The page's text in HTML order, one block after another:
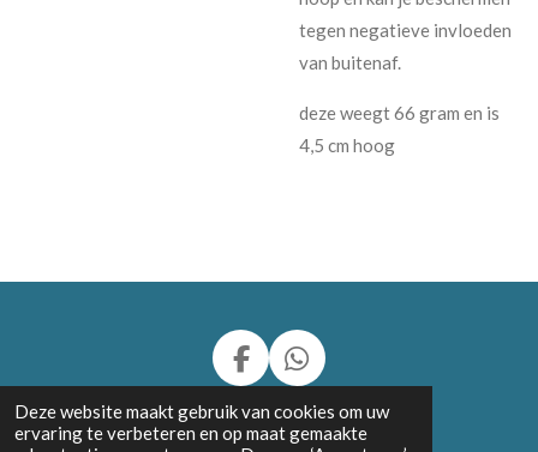
Deze website maakt gebruik van cookies om uw
ervaring te verbeteren en op maat gemaakte
tegen negatieve invloeden
van buitenaf.
deze weegt 66 gram en is
4,5 cm hoog
F
a
c
W
h
a
© 2024 - 2026 Charly's Stone Carvings and more
Powered byJouwWeb